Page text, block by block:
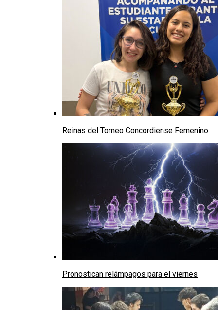
Reinas del Torneo Concordiense Femenino
Pronostican relámpagos para el viernes